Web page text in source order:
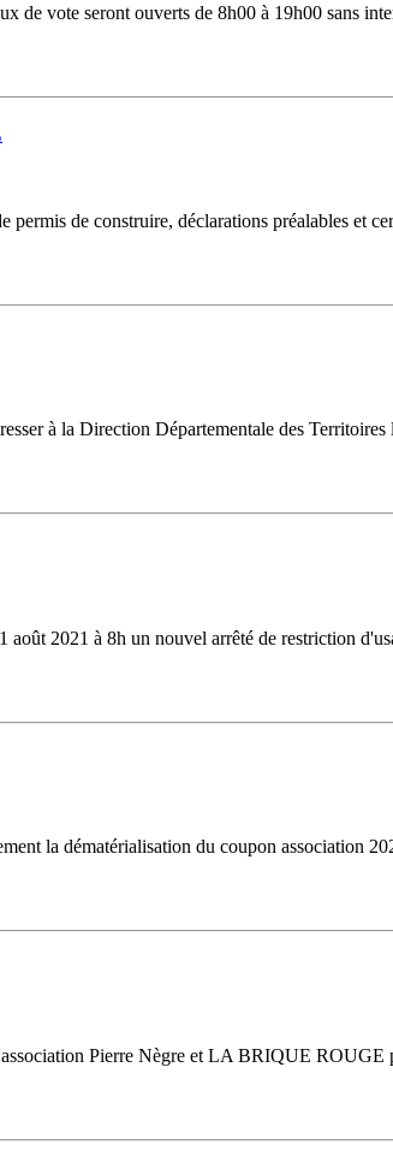
de vote seront ouverts de 8h00 à 19h00 sans
de construire, déclarations préalables et
à la Direction Départementale des
2021 à 8h un nouvel arrêté de restriction
la dématérialisation du coupon
Pierre Nègre et LA BRIQUE